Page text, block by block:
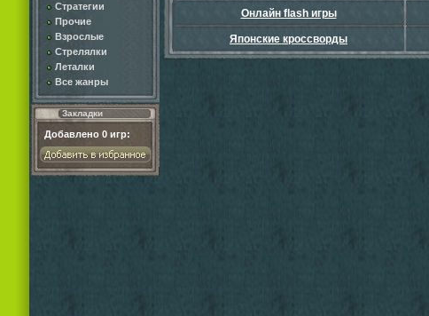
Стратегии
Прочие
Взрослые
Стрелялки
Леталки
Все жанры
Закладки
Добавлено 0 игр:
Онлайн flash игры
Японские кроссворды